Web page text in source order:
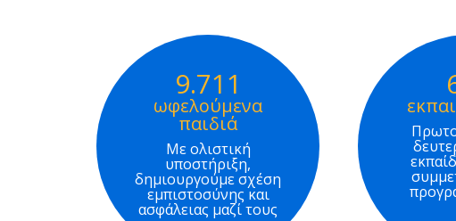
9.711
ωφελούμενα
παιδιά
Με ολιστική
υποστήριξη,
δημιουργούμε σχέση
εμπιστοσύνης και
ασφάλειας μαζί τους